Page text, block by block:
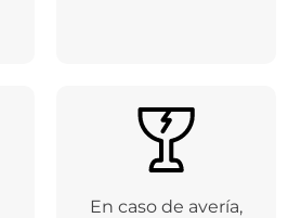
En caso de avería,